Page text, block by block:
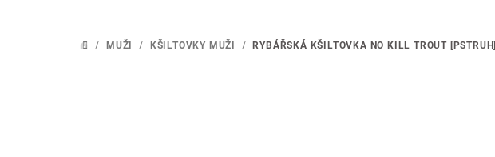
DOMŮ
/ MUŽI / KŠILTOVKY MUŽI / RYBÁŘSKÁ KŠILTOVKA NO KILL TROUT [PSTRUH]